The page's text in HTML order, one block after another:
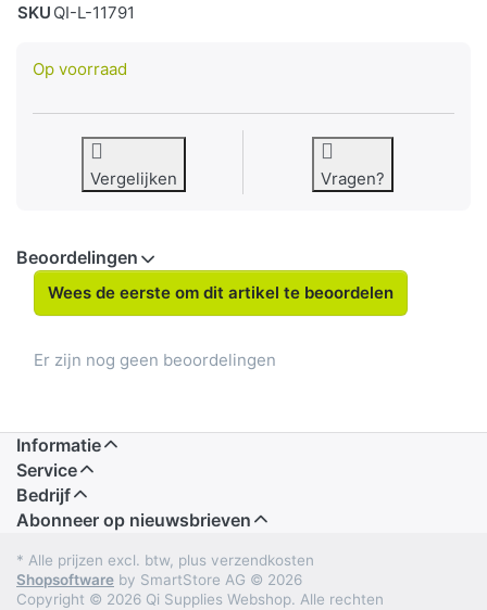
SKU QI-L-11791
Op voorraad
Vergelijken Vragen?
Beoordelingen
Wees de eerste om dit artikel te beoordelen
Er zijn nog geen beoordelingen
Informatie
Service
Bedrijf
Abonneer op nieuwsbrieven
* Alle prijzen excl. btw, plus verzendkosten
Shopsoftware by SmartStore AG © 2026
Copyright © 2026 Qi Supplies Webshop. Alle rechten